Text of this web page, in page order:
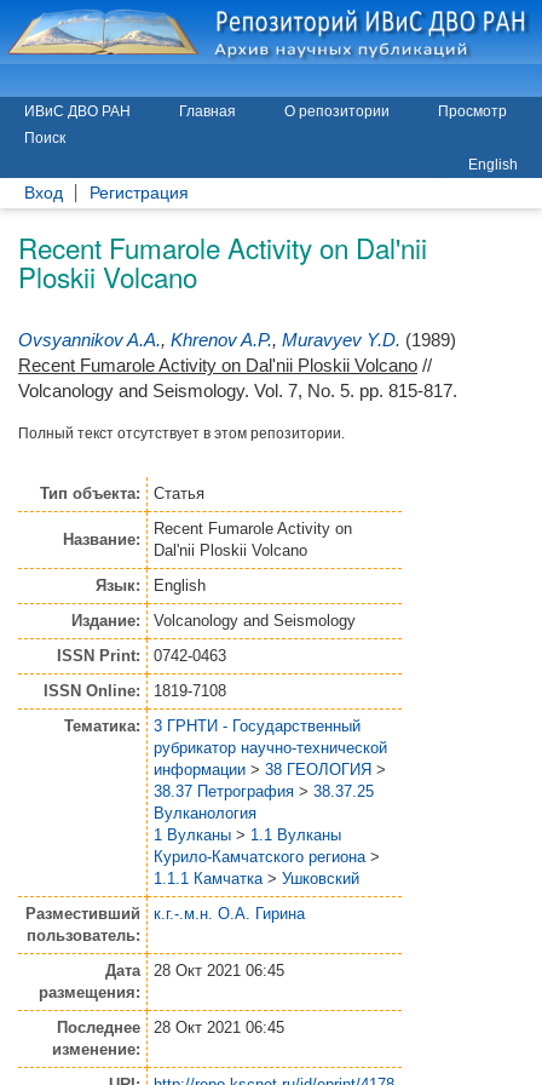
ИВиС ДВО РАН Главная О репозитории
Просмотр
Поиск
English
Вход Регистрация
Recent Fumarole Activity on Dal'nii
Ploskii Volcano
Ovsyannikov A.A., Khrenov A.P., Muravyev Y.D. (1989)
Recent Fumarole Activity on Dal'nii Ploskii Volcano //
Volcanology and Seismology. Vol. 7, No. 5. pp. 815-817.
Полный текст отсутствует в этом репозитории.
Тип объекта: Статья
Название:
Recent Fumarole Activity on
Dal'nii Ploskii Volcano
Язык:
English
Издание:
Volcanology and Seismology
ISSN Print:
0742-0463
ISSN Online:
1819-7108
Тематика:
3 ГРНТИ - Государственный
рубрикатор научно-технической
информации > 38 ГЕОЛОГИЯ >
38.37 Петрография > 38.37.25
Вулканология
1 Вулканы > 1.1 Вулканы
Курило-Камчатского региона >
1.1.1 Камчатка > Ушковский
Разместивший
пользователь:
к.г.-.м.н. О.А. Гирина
Дата
размещения:
28 Окт 2021 06:45
Последнее
изменение:
28 Окт 2021 06:45